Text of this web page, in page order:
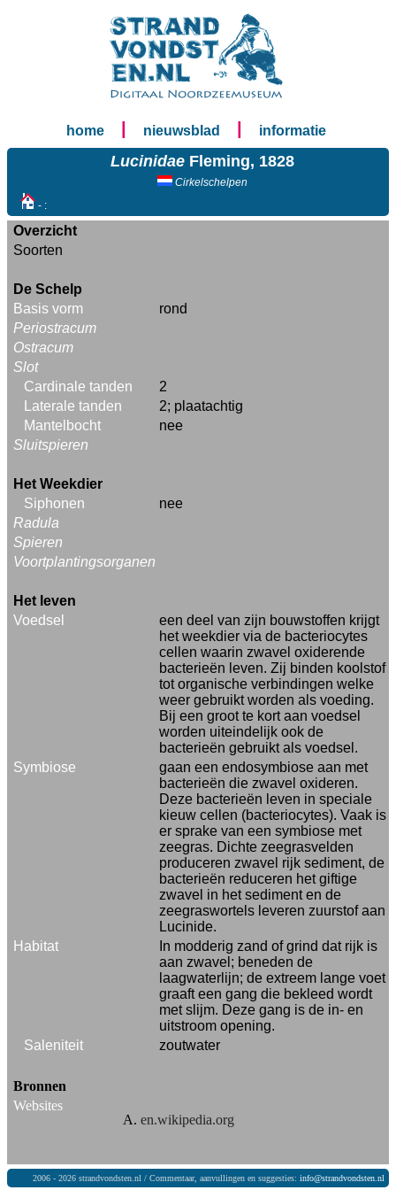
home nieuwsblad informatie
Lucinidae Fleming, 1828
Cirkelschelpen
- :
Overzicht
Soorten
De Schelp
Basis vorm
rond
Periostracum
Ostracum
Slot
Cardinale tanden
2
Laterale tanden
2; plaatachtig
Mantelbocht
nee
Sluitspieren
Het Weekdier
Siphonen
nee
Radula
Spieren
Voortplantingsorganen
Het leven
Voedsel
een deel van zijn bouwstoffen krijgt
het weekdier via de bacteriocytes
cellen waarin zwavel oxiderende
bacterieën leven. Zij binden koolstof
tot organische verbindingen welke
weer gebruikt worden als voeding.
Bij een groot te kort aan voedsel
worden uiteindelijk ook de
bacterieën gebruikt als voedsel.
Symbiose
gaan een endosymbiose aan met
bacterieën die zwavel oxideren.
Deze bacterieën leven in speciale
kieuw cellen (bacteriocytes). Vaak is
er sprake van een symbiose met
zeegras. Dichte zeegrasvelden
produceren zwavel rijk sediment, de
bacterieën reduceren het giftige
zwavel in het sediment en de
zeegraswortels leveren zuurstof aan
Lucinide.
Habitat
In modderig zand of grind dat rijk is
aan zwavel; beneden de
laagwaterlijn; de extreem lange voet
graaft een gang die bekleed wordt
met slijm. Deze gang is de in- en
uitstroom opening.
Saleniteit
zoutwater
Bronnen
Websites
en.wikipedia.org
2006 - 2026 strandvondsten.nl / Commentaar, aanvullingen en suggesties: info@strandvondsten.nl